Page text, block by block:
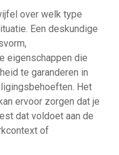
over welk type
Een deskundige
eigenschappen die
te garanderen in
Het
ervoor zorgen dat je
dat voldoet aan de
of